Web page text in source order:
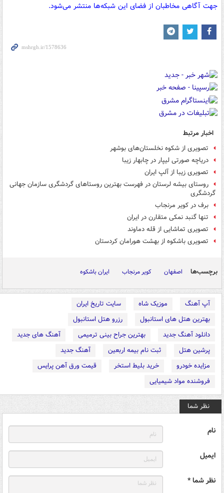
جهت آگاهی مخاطبان از فضای این شبکه‌ها منتشر می‌شود.
اخبار مرتبط
تصویری از شکوه نخلستان‌های بوشهر
دریاچه صورتی لیپار در چابهار زیبا
تصویری زیبا از آلپ ایران
روستای بیشه لرستان در فهرست بهترین روستاهای گردشگری سازمان جهانی
گردشگری
برف در کویر مرنجاب
تنها گنبد نمکی متقارن در ایران
تصویری تماشایی از قله دماوند
تصویری باشکوه از بهشت هورامان کردستان
برچسب‌ها اصفهان کویر مرنجاب ایران باشکوه
آپ آهنگ موزیک شاه
سایت تاریخ ایران
بهترین هتل های استانبول
رزرو هتل استانبول
دانلود آهنگ جدید
بهترین جراح بینی ترمیمی
آهنگ های جدید
پرشین هتل
ثبت نام بیمه اربعین
آهنگ جدید
مزایده خودرو
خرید بلیط استخر
قیمت ورق آهن پرایس
فروشنده مواد شیمیایی
نظر شما
نام
ایمیل
نظر شما *